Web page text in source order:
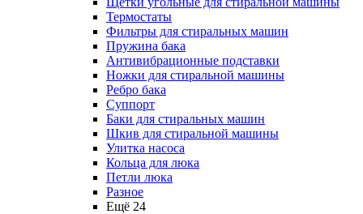
Термостаты
Фильтры для стиральных машин
Пружина бака
Антивибрационные подставки
Ножки для стиральной машины
Ребро бака
Суппорт
Баки для стиральных машин
Шкив для стиральной машины
Улитка насоса
Кольца для люка
Петли люка
Разное
Ещё 24